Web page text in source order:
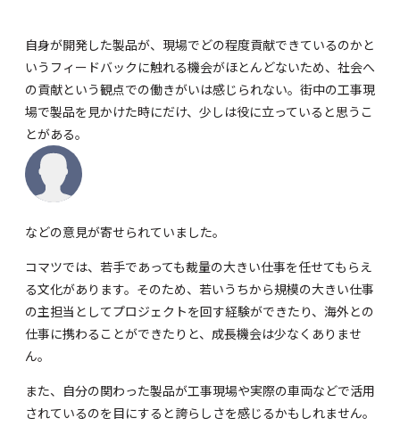
自身が開発した製品が、現場でどの程度貢献できているのかと
いうフィードバックに触れる機会がほとんどないため、社会へ
の貢献という観点での働きがいは感じられない。街中の工事現
場で製品を見かけた時にだけ、少しは役に立っていると思うこ
とがある。
などの意見が寄せられていました。
コマツでは、若手であっても裁量の大きい仕事を任せてもらえ
る文化があります。そのため、若いうちから規模の大きい仕事
の主担当としてプロジェクトを回す経験ができたり、海外との
仕事に携わることができたりと、成長機会は少なくありませ
ん。
また、自分の関わった製品が工事現場や実際の車両などで活用
されているのを目にすると誇らしさを感じるかもしれません。